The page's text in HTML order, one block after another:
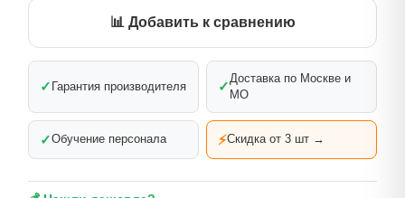
📊 Добавить к сравнению
✓ Гарантия производителя ✓
Доставка по Москве и
МО
✓Обучение персонала ⚡Скидка от 3 шт →